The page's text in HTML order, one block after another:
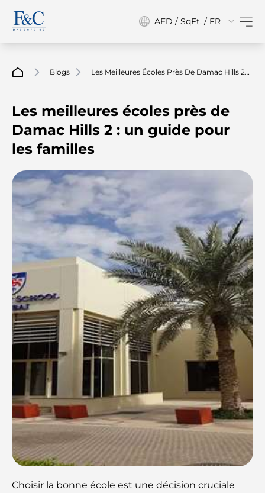
AED / SqFt. / FR
Blogs
Les Meilleures Écoles Près De Damac Hills 2 :
Les meilleures écoles près de
Damac Hills 2 : un guide pour
les familles
Choisir la bonne école est une décision cruciale